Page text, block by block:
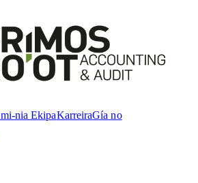
nia EkipaKarreiraGía no